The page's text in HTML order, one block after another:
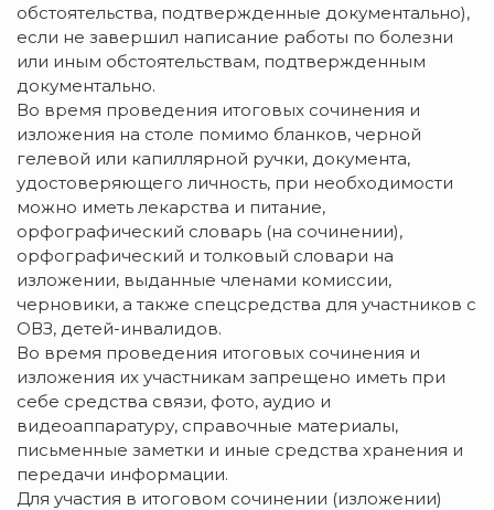
обстоятельства, подтвержденные документально),
если не завершил написание работы по болезни
или иным обстоятельствам, подтвержденным
документально.
Во время проведения итоговых сочинения и
изложения на столе помимо бланков, черной
гелевой или капиллярной ручки, документа,
удостоверяющего личность, при необходимости
можно иметь лекарства и питание,
орфографический словарь (на сочинении),
орфографический и толковый словари на
изложении, выданные членами комиссии,
черновики, а также спецсредства для участников с
ОВЗ, детей-инвалидов.
Во время проведения итоговых сочинения и
изложения их участникам запрещено иметь при
себе средства связи, фото, аудио и
видеоаппаратуру, справочные материалы,
письменные заметки и иные средства хранения и
передачи информации.
Для участия в итоговом сочинении (изложении)